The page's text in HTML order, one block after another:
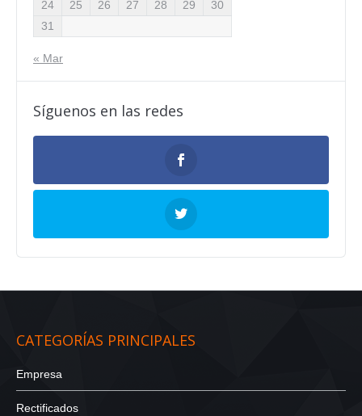
24
25 26 27 28 29
30
31
« Mar
Síguenos en las redes
CATEGORÍAS PRINCIPALES
Empresa
Rectificados